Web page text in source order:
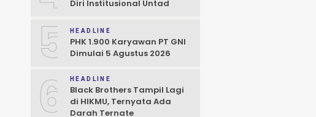
Diri Institusional Untad
5 HEADLINE
PHK 1.900 Karyawan PT GNI
Dimulai 5 Agustus 2026
6 HEADLINE
Black Brothers Tampil Lagi
di HIKMU, Ternyata Ada
Darah Ternate